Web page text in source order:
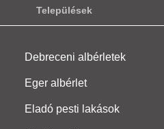
Települések
Debreceni albérletek
Eger albérlet
Eladó pesti lakások